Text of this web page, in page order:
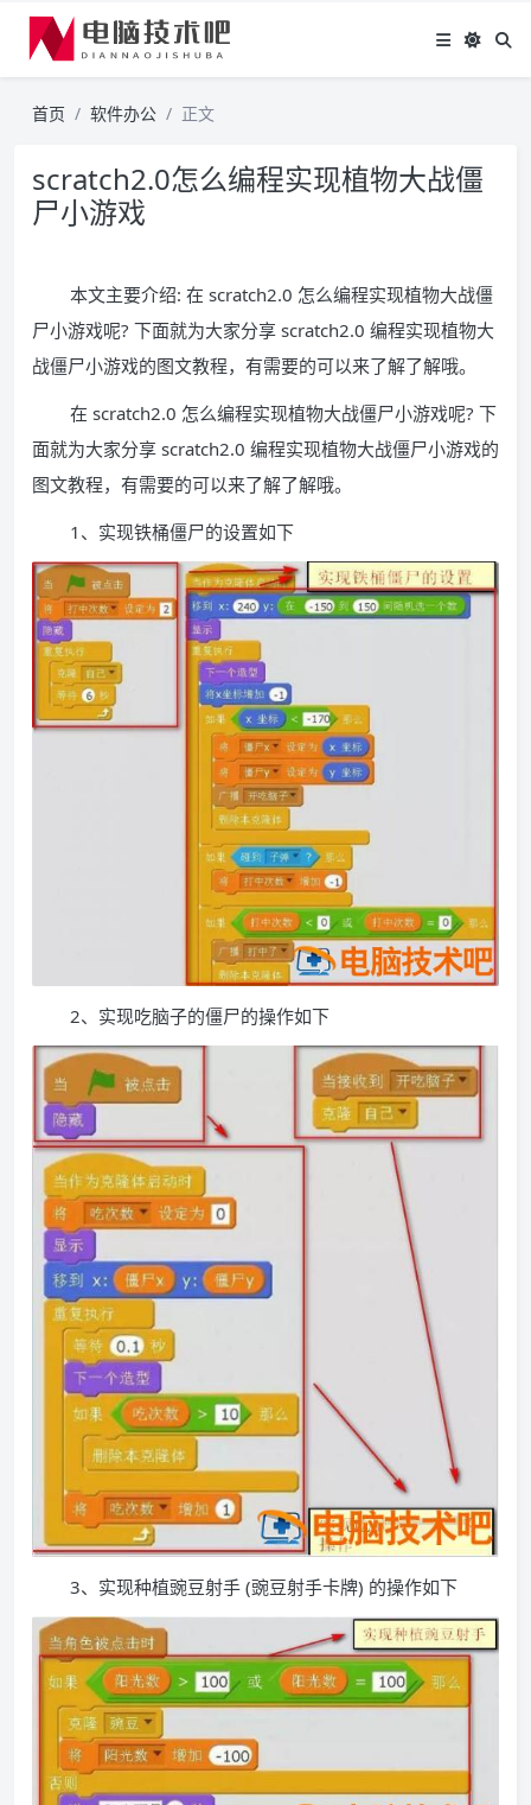
首页 软件办公 正文
scratch2.0怎么编程实现植物大战僵
尸小游戏
本文主要介绍: 在 scratch2.0 怎么编程实现植物大战僵
尸小游戏呢? 下面就为大家分享 scratch2.0 编程实现植物大
战僵尸小游戏的图文教程，有需要的可以来了解了解哦。
在 scratch2.0 怎么编程实现植物大战僵尸小游戏呢? 下
面就为大家分享 scratch2.0 编程实现植物大战僵尸小游戏的
图文教程，有需要的可以来了解了解哦。
1、实现铁桶僵尸的设置如下
2、实现吃脑子的僵尸的操作如下
3、实现种植豌豆射手 (豌豆射手卡牌) 的操作如下